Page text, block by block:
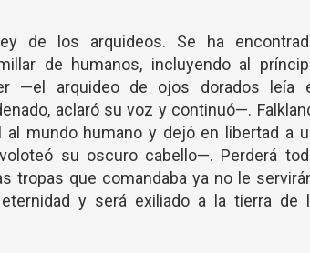
de los arquideos. Se ha
de humanos, incluyendo al
—el arquideo de ojos dorados leía
aclaró su voz y continuó—.
mundo humano y dejó en libertad a
su oscuro cabello—. Perderá
tropas que comandaba ya no le
y será exiliado a la tierra de